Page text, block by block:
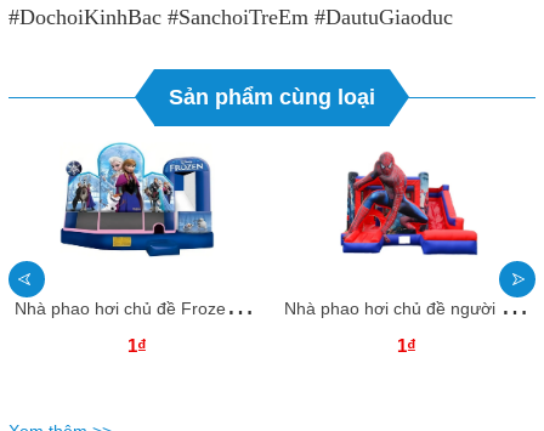
#DochoiKinhBac #SanchoiTreEm #DautuGiaoduc
Sản phẩm cùng loại
N
hà phao hơi chủ đề Frozen NHNPKB35 Dochoikinhbac Trò chơi vận động siêu hấp dẫn
1₫
N
hà phao hơi chủ đề người nhện NHNPKB34 Dochoikinhbac Trò chơi vận động siêu hấp dẫn
1₫